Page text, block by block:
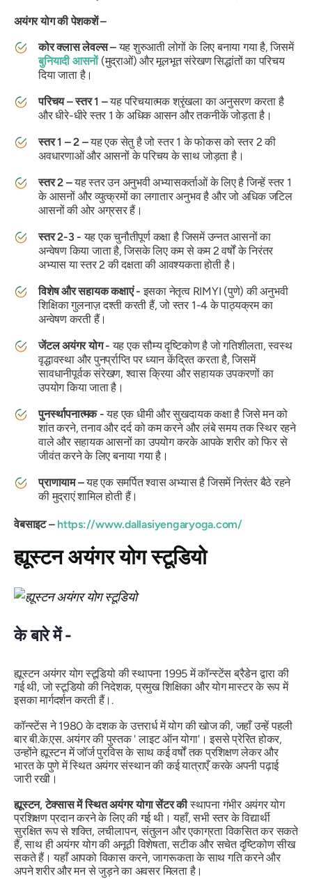
अयंगर योग की पेशकशें –
कोर क्लास लेवल्स –यह शुरुआती लोगों के लिए बनाया गया है, जिसमें
बुनियादी आसनों(मुद्राओं) और मूलभूत संरेखण सिद्धांतों का परिचय
दिया जाता है।
परिचय – स्तर 1 –यह परिचयात्मक श्रृंखला का अनुसरण करता है
और धीरे-धीरे स्तर 1 के अधिक आसन और तकनीकें जोड़ता है।
स्तर 1 – 2 –यह एक सेतु है जो स्तर 1 के फोकस को स्तर 2 की
अवधारणाओं और आसनों के परिचय के साथ जोड़ता है।
स्तर 2 –यह स्तर उन अनुभवी अभ्यासकर्ताओं के लिए है जिन्हें स्तर 1
के आसनों और व्युत्क्रमों का लगातार अनुभव है और जो अधिक जटिल
आसनों की ओर अग्रसर हैं।
स्तर 2-3 -यह एक चुनौतीपूर्ण कक्षा है जिसमें उन्नत आसनों का
अन्वेषण किया जाता है, जिसके लिए कम से कम 2 वर्षों के निरंतर
अभ्यास या स्तर 2 की दक्षता की आवश्यकता होती है।
विशेष और सहायक कक्षाएं -इसका नेतृत्व RIMYI (पुणे) की अनुभवी
शिक्षिका गुलनाज़ दश्ती करती हैं, जो स्तर 1-4 के पाठ्यक्रम का
अन्वेषण करती हैं।
जेंटल अयंगर योग -यह एक सौम्य दृष्टिकोण है जो गतिशीलता, स्वस्थ
वृद्धावस्था और पुनर्प्राप्ति पर ध्यान केंद्रित करता है, जिसमें
सावधानीपूर्वक संरेखण, श्वास क्रिया और सहायक उपकरणों का
उपयोग किया जाता है।
पुनर्स्थापनात्मक -यह एक धीमी और सुखदायक कक्षा है जिसे मन को
शांत करने, तनाव और दर्द को कम करने और लंबे समय तक स्थिर रहने
वाले और सहायक आसनों का उपयोग करके आपके शरीर को फिर से
जीवंत करने के लिए बनाया गया है।
प्राणायाम –यह एक समर्पित श्वास अभ्यास है जिसमें निरंतर बैठे रहने
की मुद्राएं शामिल होती हैं।
वेबसाइट –https://www.dallasiyengaryoga.com/
ह्यूस्टन अयंगर योग स्टूडियो
के बारे में -
ह्यूस्टन अयंगर योग स्टूडियो की स्थापना 1995 में कॉन्स्टेंस ब्रैडेन द्वारा की
गई थी, जो स्टूडियो की निदेशक, प्रमुख शिक्षिका और योग मास्टर के रूप में
इसका मार्गदर्शन करती हैं।.
कॉन्स्टेंस ने 1980 के दशक के उत्तरार्ध में योग की खोज की, जहाँ उन्हें पहली
बार बी.के.एस. अयंगर की पुस्तक 'लाइट ऑन योगा'। इससे प्रेरित होकर,
उन्होंने ह्यूस्टन में जॉर्ज पुरविस के साथ कई वर्षों तक प्रशिक्षण लेकर और
भारत के पुणे में स्थित अयंगर संस्थान की कई यात्राएँ करके अपनी पढ़ाई
जारी रखी।
ह्यूस्टन, टेक्सास में स्थित अयंगर योगा सेंटर कीस्थापना गंभीर अयंगर योग
प्रशिक्षण प्रदान करने के लिए की गई थी। यहाँ, सभी स्तर के विद्यार्थी
सुरक्षित रूप से शक्ति, लचीलापन, संतुलन और एकाग्रता विकसित कर सकते
हैं, साथ ही अयंगर योग की अनूठी विशेषता, सटीक और सचेत दृष्टिकोण सीख
सकते हैं। यहाँ आपको विकास करने, जागरूकता के साथ गति करने और
अपने शरीर और मन से जुड़ने का अवसर मिलता है।